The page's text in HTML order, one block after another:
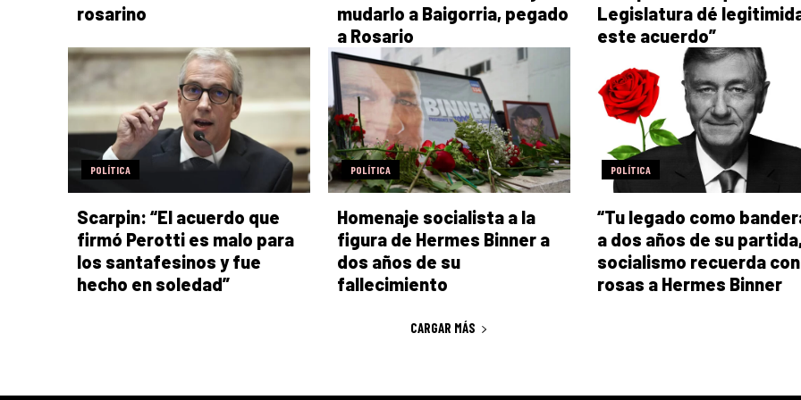
rosarino
mudarlo a Baigorria, pegado
a Rosario
Legislatura dé
este acuerdo”
POLÍTICA
Scarpin: “El acuerdo que
firmó Perotti es malo para
los santafesinos y fue
hecho en soledad”
POLÍTICA
Homenaje socialista a la
figura de Hermes Binner a
dos años de su
fallecimiento
POLÍTICA
“Tu legado como
a dos años de su
socialismo recuerda con
rosas a Hermes Binner
CARGAR MÁS